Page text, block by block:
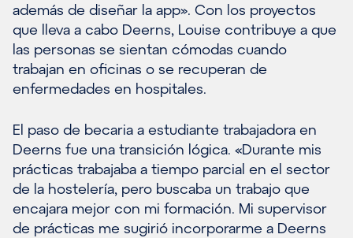
además de diseñar la app». Con los proyectos
que lleva a cabo Deerns, Louise contribuye a que
las personas se sientan cómodas cuando
trabajan en oficinas o se recuperan de
enfermedades en hospitales.
El paso de becaria a estudiante trabajadora en
Deerns fue una transición lógica. «Durante mis
prácticas trabajaba a tiempo parcial en el sector
de la hostelería, pero buscaba un trabajo que
encajara mejor con mi formación. Mi supervisor
de prácticas me sugirió incorporarme a Deerns